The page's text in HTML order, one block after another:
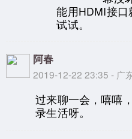
能用HDMI接口
试试。
阿春
2019-12-22 23:35 - 广
过来聊一会，嘻嘻
录生活呀。